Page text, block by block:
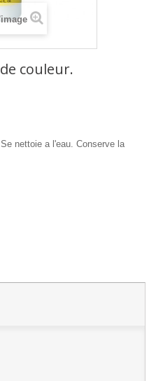
couleur.
nettoie a l'eau. Conserve la